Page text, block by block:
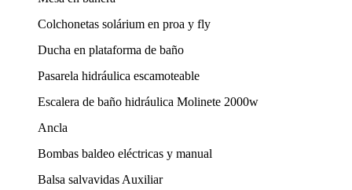
Colchonetas solárium en proa y fly
Ducha en plataforma de baño
Pasarela hidráulica escamoteable
Escalera de baño hidráulica Molinete 2000w
Ancla
Bombas baldeo eléctricas y manual
Balsa salvavidas Auxiliar